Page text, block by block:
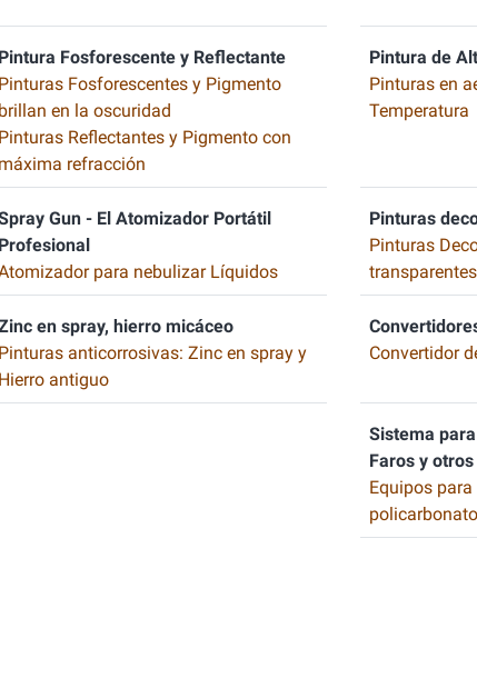
Pintura Fosforescente y Reflectante
Pinturas Fosforescentes y Pigmento
brillan en la oscuridad
Pinturas Reflectantes y Pigmento con
máxima refracción
Pintura de
Pinturas en
Temperatura
Gun - El Atomizador Portátil
Profesional
para nebulizar Líquidos
Pinturas
Pinturas
en spray, hierro micáceo
Pinturas anticorrosivas: Zinc en spray y
Hierro antiguo
Convertidor
Sistema
Faros y
Equipos